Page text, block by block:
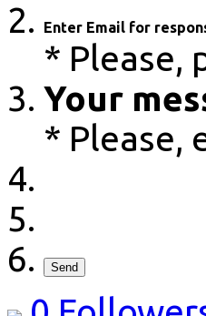
Enter Email for
* Please,
Your
* Please,
Send